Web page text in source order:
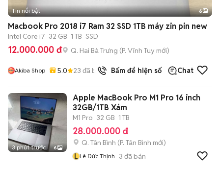
+2
Tin nổi bật 6
Macbook Pro 2018 i7 Ram 32 SSD 1TB máy zin pin new
Intel Core i7 32 GB 1 TB SSD
12.000.000 đ Q. Hai Bà Trưng (P. Vĩnh Tuy mới)
Akiba Shop 5.0 23 đã bán Bấm để hiện số Chat
3 phút trước 6
Apple MacBook Pro M1 Pro 16 inch
32GB/1TB Xám
M1 Pro 32 GB 1 TB
28.000.000 đ
Q. Tân Bình (P. Tân Bình mới)
L Lê Đức Thịnh 3 đã bán